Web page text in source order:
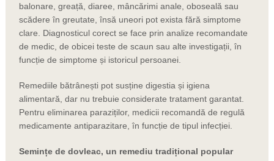
balonare, greață, diaree, mâncărimi anale, oboseală sau
scădere în greutate, însă uneori pot exista fără simptome
clare. Diagnosticul corect se face prin analize recomandate
de medic, de obicei teste de scaun sau alte investigații, în
funcție de simptome și istoricul persoanei.
Remediile bătrânești pot susține digestia și igiena
alimentară, dar nu trebuie considerate tratament garantat.
Pentru eliminarea paraziților, medicii recomandă de regulă
medicamente antiparazitare, în funcție de tipul infecției.
Semințe de dovleac, un remediu tradițional popular